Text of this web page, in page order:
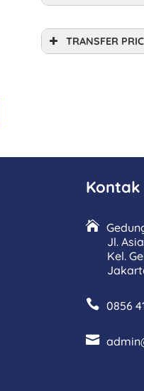
TRANSFER
Kontak
Jl.
Kel.
0856